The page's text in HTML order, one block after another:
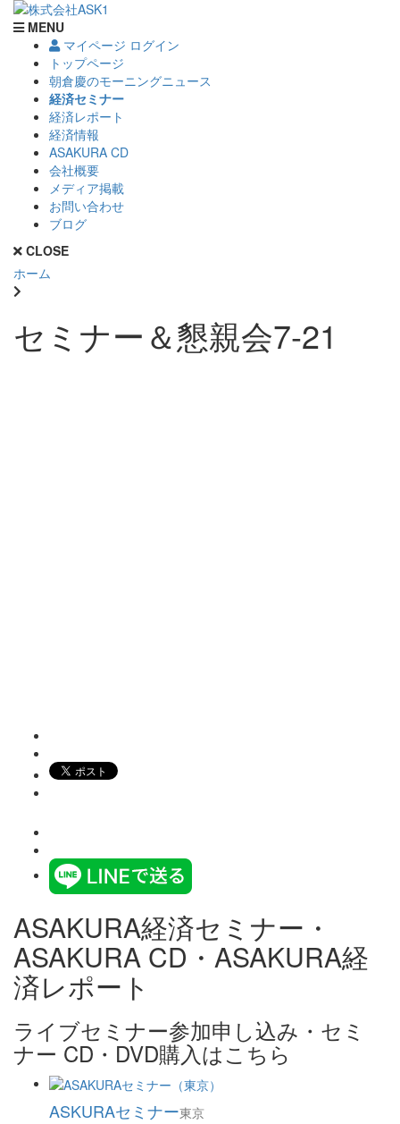
MENU
マイページ ログイン
トップページ
朝倉慶のモーニングニュース
経済セミナー
経済レポート
経済情報
ASAKURA CD
会社概要
メディア掲載
お問い合わせ
ブログ
CLOSE
ホーム
セミナー＆懇親会7-21
ASAKURA経済セミナー・
ASAKURA CD・ASAKURA経
済レポート
ライブセミナー参加申し込み・セミ
ナー CD・DVD購入はこちら
ASKURAセミナー東京